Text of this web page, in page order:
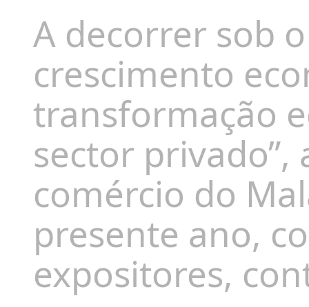
A decorrer sob
crescimento
transformação
sector
comércio do
presente ano,
expositores,